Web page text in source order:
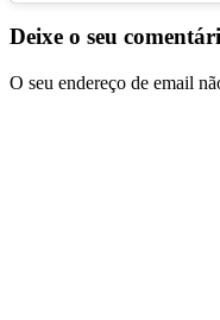
Deixe o seu
O seu endereço de email